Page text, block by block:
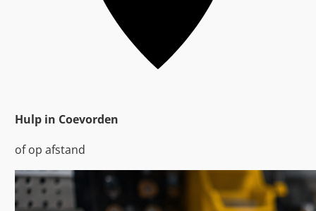
Hulp in Coevorden
of op afstand